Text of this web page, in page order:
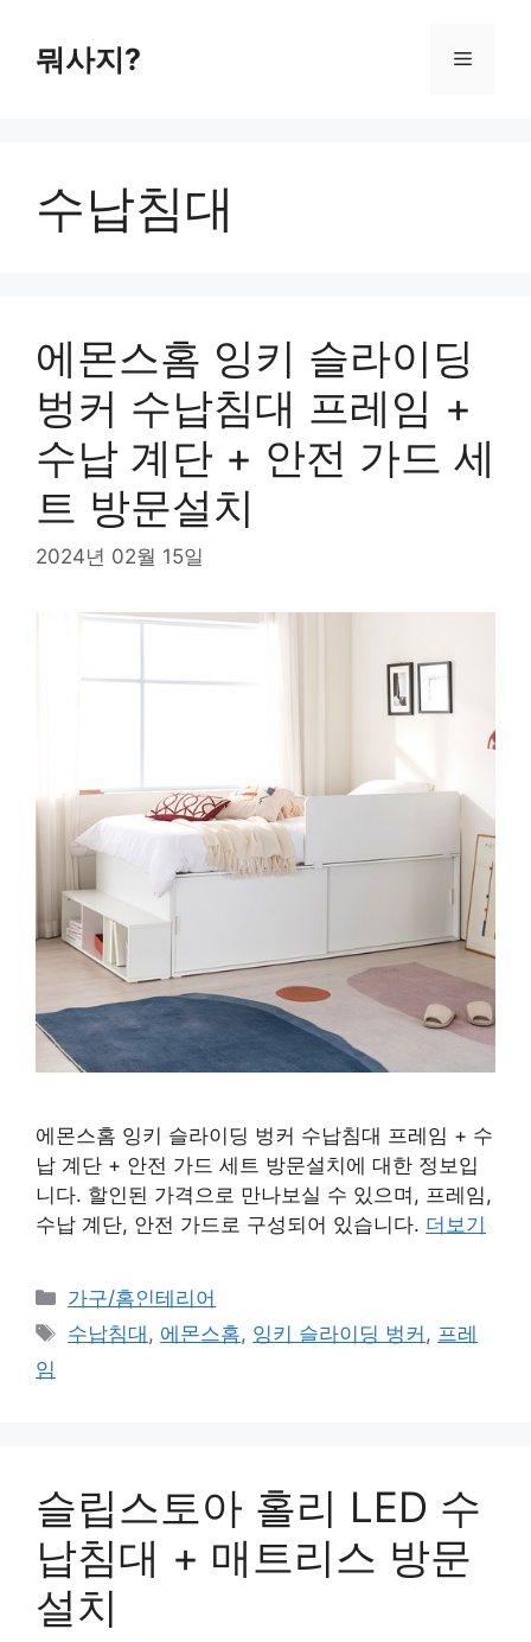
뭐사지? 메
수납침대
에몬스홈 잉키 슬라이딩
벙커 수납침대 프레임 +
수납 계단 + 안전 가드 세
트 방문설치
2024년 02월 15일
에몬스홈 잉키 슬라이딩 벙커 수납침대 프레임 + 수
납 계단 + 안전 가드 세트 방문설치에 대한 정보입
니다. 할인된 가격으로 만나보실 수 있으며, 프레임,
수납 계단, 안전 가드로 구성되어 있습니다. 더보기
카
테
고
가구/홈인테리어
태
수납침대 , 에몬스홈, 잉키 슬라이딩 벙커 , 프레
임
슬립스토아 홀리 LED 수
납침대 + 매트리스 방문
설치